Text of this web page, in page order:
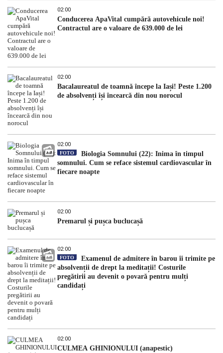
02:00
Conducerea ApaVital cumpără autovehicule noi!
Contractul are o valoare de 639.000 de lei
02:00
Bacalaureatul de toamnă începe la Iași! Peste 1.200
de absolvenți își încearcă din nou norocul
02:00
FOTO
Biologia Somnului (22): Inima în timpul
somnului. Cum se reface sistemul cardiovascular în
fiecare noapte
02:00
Premarul și pușca buclucașă
02:00
FOTO
Examenul de admitere în barou îi trimite pe
absolvenții de drept la meditații! Costurile
pregătirii au devenit o povară pentru mulți
candidați
02:00
CULMEA GHINIONULUI (anapestic)